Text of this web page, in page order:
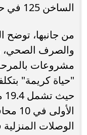
الساخن 125 في حال الحاجة.
من جانبها، توضح
والصرف الصحي،
مشروعات